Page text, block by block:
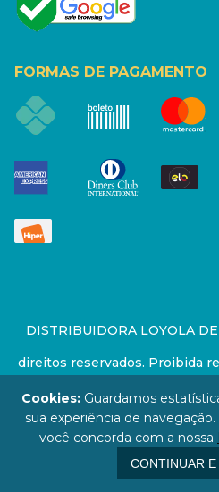
FORMAS DE PAGAMENTO
DISTRIBUIDORA LOYOLA
direitos reservados. Proibida
Preços e estoque sujeito a
67.946.814/0001-94 - LOJA -
Paulo / SP -
Cookies: Guardamos
sua experiência de
você concorda com a nossa
CONTINUAR